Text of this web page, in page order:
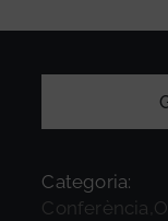
Categoria: